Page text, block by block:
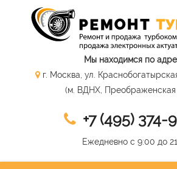
Мы находимся по
г. Москва, ул.
(м. ВДНХ, Преображенская
+7 (495) 374-
Ежедневно с 9:00 до